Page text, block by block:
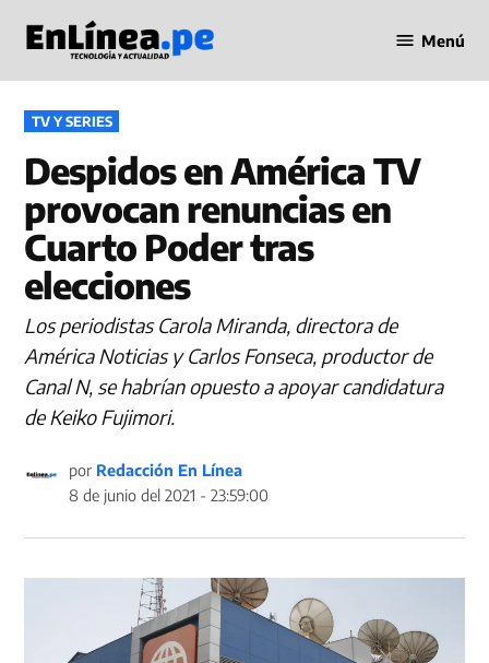
contenido
en Línea
Menú
PUBLICADO
EN
TV Y SERIES
Despidos en América TV
provocan renuncias en
Cuarto Poder tras
elecciones
Los periodistas Carola Miranda, directora de
América Noticias y Carlos Fonseca, productor de
Canal N, se habrían opuesto a apoyar candidatura
de Keiko Fujimori.
por Redacción En Línea
8 de junio del 2021 - 23:59:00